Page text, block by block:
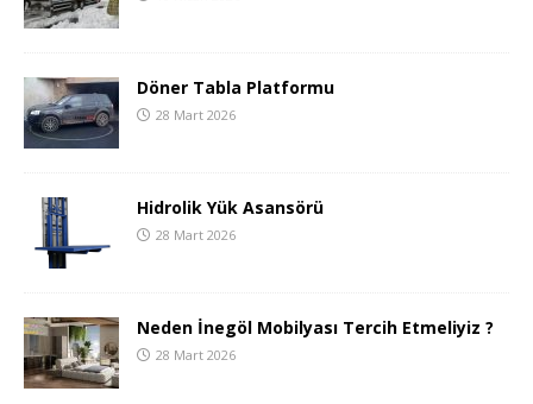
Döner Tabla Platformu
28 Mart 2026
Hidrolik Yük Asansörü
28 Mart 2026
Neden İnegöl Mobilyası Tercih Etmeliyiz ?
28 Mart 2026